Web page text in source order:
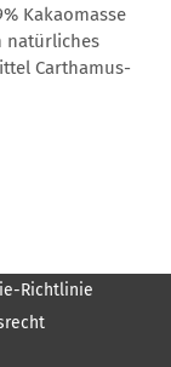
Kakaomasse
natürliches
Carthamus-
Richtlinie